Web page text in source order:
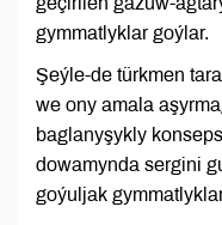
gymmatlyklar goýlar.
Şeýle-de türkmen
we ony amala
baglanyşykly
dowamynda sergini
goýuljak